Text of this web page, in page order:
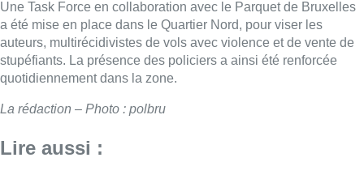
Une Task Force en collaboration avec le Parquet de Bruxelles
a été mise en place dans le Quartier Nord, pour viser les
auteurs, multirécidivistes de vols avec violence et de vente de
stupéfiants. La présence des policiers a ainsi été renforcée
quotidiennement dans la zone.
La rédaction – Photo : polbru
Lire aussi :